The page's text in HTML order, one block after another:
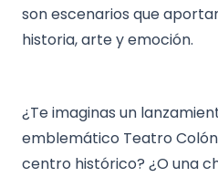
son escenarios que
historia, arte y emoción.
¿Te imaginas un
emblemático Teatro
centro histórico? ¿O una